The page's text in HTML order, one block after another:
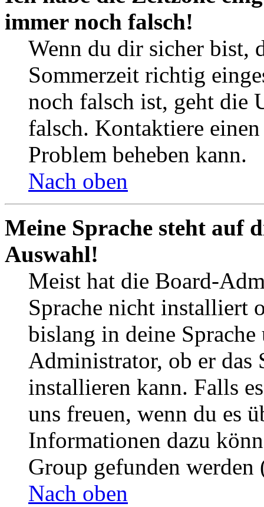
immer noch falsch!
Wenn du dir sicher bist,
Sommerzeit richtig
noch falsch ist, geht die
falsch. Kontaktiere
Problem beheben kann.
Nach oben
Meine Sprache steht auf
Auswahl!
Meist hat die Board-
Sprache nicht installiert
bislang in deine
Administrator, ob er das
installieren kann. Falls
uns freuen, wenn du es
Informationen dazu
Group gefunden
Nach oben